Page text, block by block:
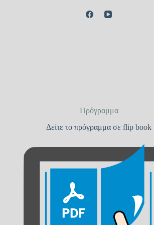
Πρόγραμμα
Δείτε το πρόγραμμα σε flip book